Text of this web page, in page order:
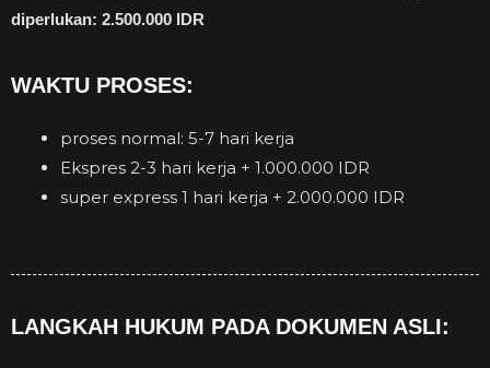
diperlukan: 2.500.000 IDR
WAKTU PROSES:
proses normal: 5-7 hari kerja
Ekspres 2-3 hari kerja + 1.000.000 IDR
super express 1 hari kerja + 2.000.000 IDR
LANGKAH HUKUM PADA DOKUMEN ASLI: